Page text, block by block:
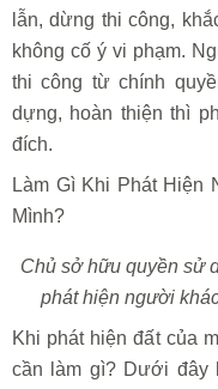
lẫn, dừng thi công,
không cố ý vi phạm.
thi công từ chính
dựng, hoàn thiện thì
đích.
Làm Gì Khi Phát Hiện
Mình?
Chủ sở hữu quyền sử
phát hiện người
Khi phát hiện đất của
cần làm gì? Dưới đây